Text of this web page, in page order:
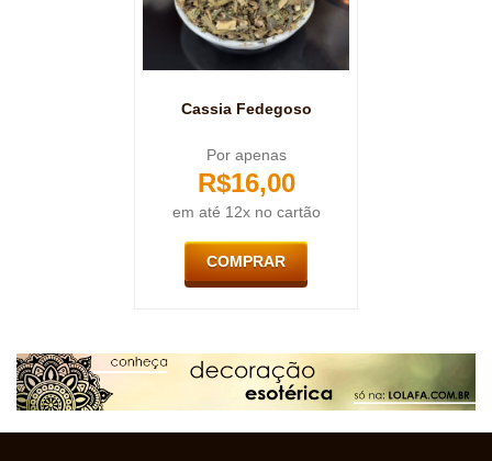
Cassia Fedegoso
Por apenas
R$16,00
em até 12x no cartão
COMPRAR